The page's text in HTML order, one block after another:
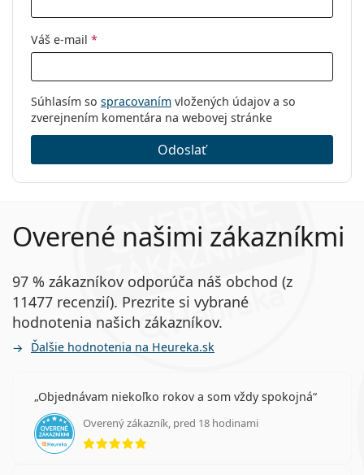
Váš e-mail *
Súhlasím so spracovaním vložených údajov a so
zverejnením komentára na webovej stránke
Odoslať
Overené našimi zákazníkmi
97 % zákazníkov odporúča náš obchod (z
11477 recenzií). Prezrite si vybrané
hodnotenia našich zákazníkov.
Ďalšie hodnotenia na Heureka.sk
Objednávam niekoľko rokov a som vždy spokojná
Overený zákazník, pred 18 hodinami
hodnotenie 5 z 5